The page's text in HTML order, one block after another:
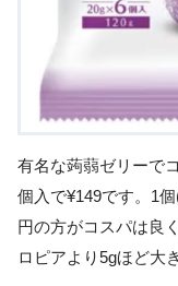
有名な蒟蒻ゼリーで
個入で¥149です。1
円の方がコスパは良
ロピアより5gほど大